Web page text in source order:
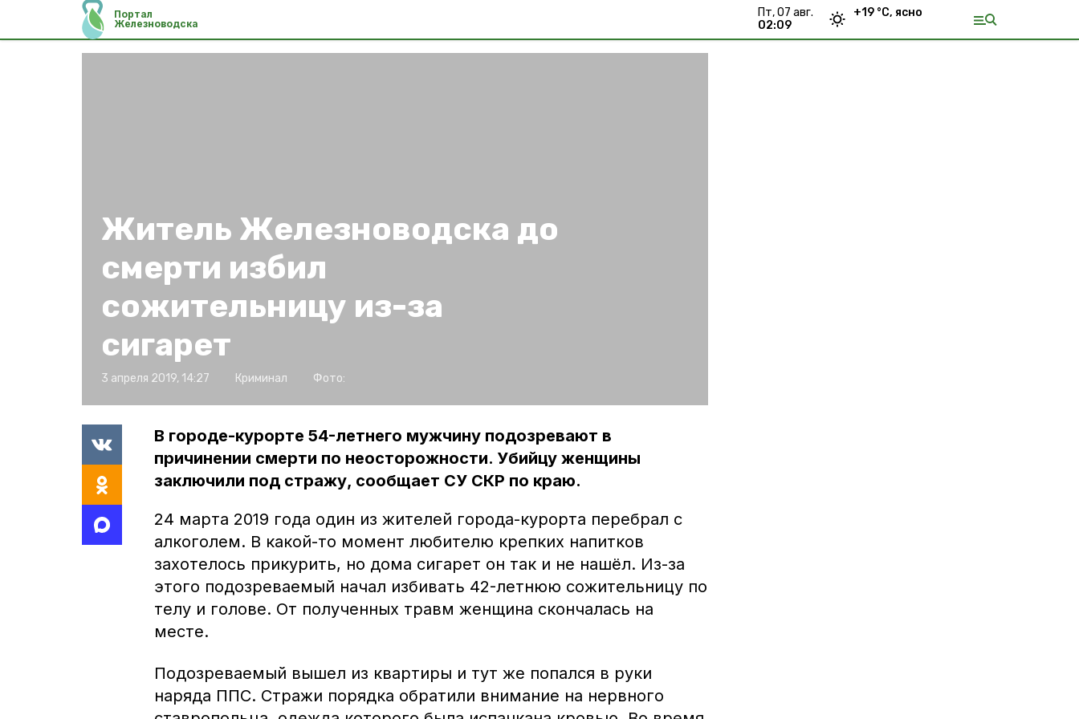
Портал
Железноводска
пт, 07 авг.
02:09
+19 °С, ясно
Житель Железноводска до
смерти избил
сожительницу из-за
сигарет
3 апреля 2019, 14:27 Криминал Фото:
В городе-курорте 54-летнего мужчину подозревают в
причинении смерти по неосторожности. Убийцу женщины
заключили под стражу, сообщает СУ СКР по краю.
24 марта 2019 года один из жителей города-курорта перебрал с
алкоголем. В какой-то момент любителю крепких напитков
захотелось прикурить, но дома сигарет он так и не нашёл. Из-за
этого подозреваемый начал избивать 42-летнюю сожительницу по
телу и голове. От полученных травм женщина скончалась на
месте.
Подозреваемый вышел из квартиры и тут же попался в руки
наряда ППС. Стражи порядка обратили внимание на нервного